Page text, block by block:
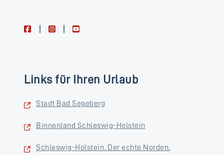
facebookinstagramyoutube
Links für Ihren Urlaub
Stadt Bad Segeberg
Binnenland Schleswig-Holstein
Schleswig-Holstein. Der echte Norden.